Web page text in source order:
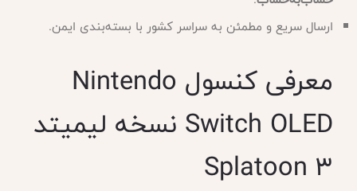
ارسال سریع و مطمئن به سراسر کشور با بسته‌بندی ایمن.
معرفی کنسول Nintendo
Switch OLED نسخه لیمیتد
Splatoon 3